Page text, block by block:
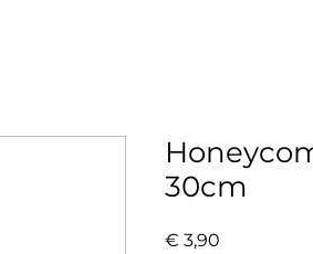
30cm
€ 3,90